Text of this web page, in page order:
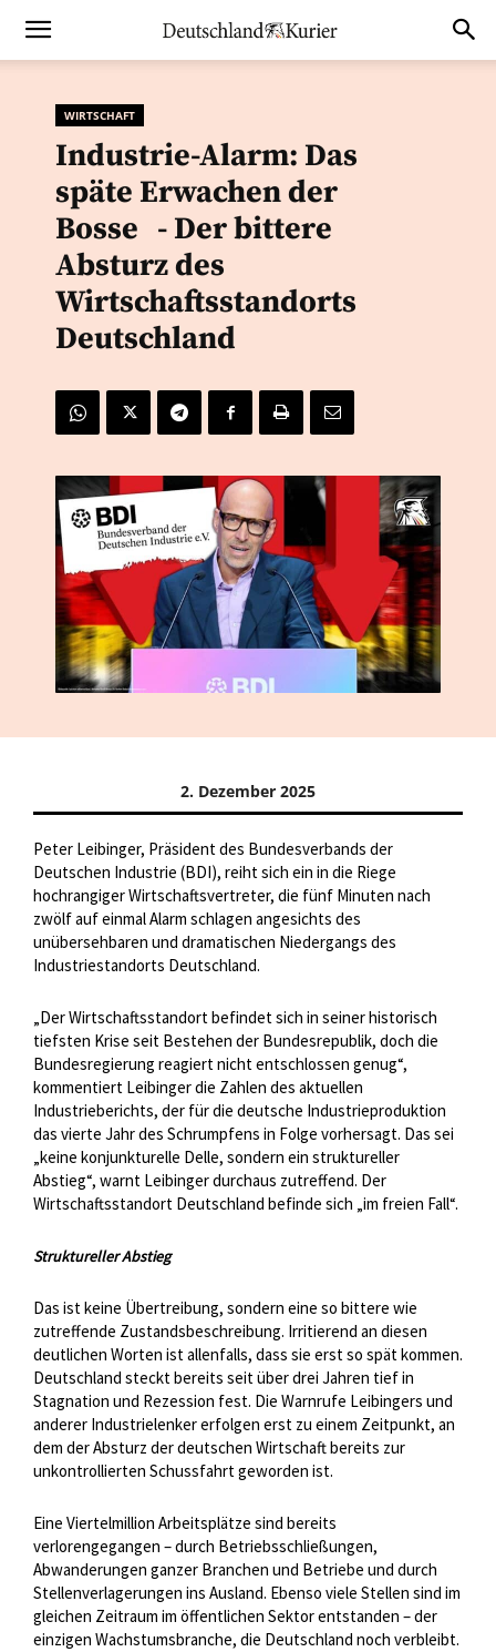
WIRTSCHAFT
Industrie-Alarm: Das
späte Erwachen der
Bosse - Der bittere
Absturz des
Wirtschaftsstandorts
Deutschland
2. Dezember 2025
Peter Leibinger, Präsident des Bundesverbands der
Deutschen Industrie (BDI), reiht sich ein in die Riege
hochrangiger Wirtschaftsvertreter, die fünf Minuten nach
zwölf auf einmal Alarm schlagen angesichts des
unübersehbaren und dramatischen Niedergangs des
Industriestandorts Deutschland.
„Der Wirtschaftsstandort befindet sich in seiner historisch
tiefsten Krise seit Bestehen der Bundesrepublik, doch die
Bundesregierung reagiert nicht entschlossen genug“,
kommentiert Leibinger die Zahlen des aktuellen
Industrieberichts, der für die deutsche Industrieproduktion
das vierte Jahr des Schrumpfens in Folge vorhersagt. Das sei
„keine konjunkturelle Delle, sondern ein struktureller
Abstieg“, warnt Leibinger durchaus zutreffend. Der
Wirtschaftsstandort Deutschland befinde sich „im freien Fall“.
Struktureller Abstieg
Das ist keine Übertreibung, sondern eine so bittere wie
zutreffende Zustandsbeschreibung. Irritierend an diesen
deutlichen Worten ist allenfalls, dass sie erst so spät kommen.
Deutschland steckt bereits seit über drei Jahren tief in
Stagnation und Rezession fest. Die Warnrufe Leibingers und
anderer Industrielenker erfolgen erst zu einem Zeitpunkt, an
dem der Absturz der deutschen Wirtschaft bereits zur
unkontrollierten Schussfahrt geworden ist.
Eine Viertelmillion Arbeitsplätze sind bereits
verlorengegangen – durch Betriebsschließungen,
Abwanderungen ganzer Branchen und Betriebe und durch
Stellenverlagerungen ins Ausland. Ebenso viele Stellen sind im
gleichen Zeitraum im öffentlichen Sektor entstanden – der
einzigen Wachstumsbranche, die Deutschland noch verbleibt.